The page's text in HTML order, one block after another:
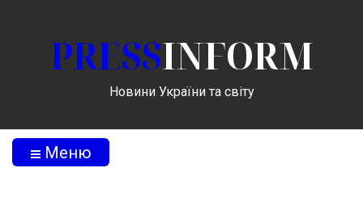
PRESSINFORM
Новини України та світу
Меню